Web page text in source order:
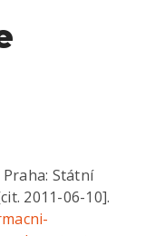
Státní
2011-06-10].